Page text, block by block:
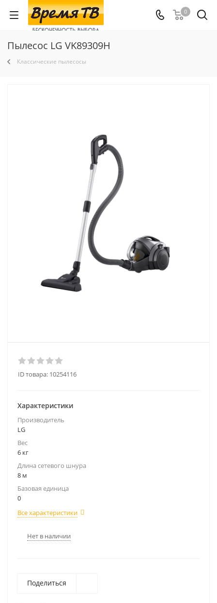
0
Пылесос LG VK89309H
Классические пылесосы
ID товара: 10254116
Характеристики
Производитель
LG
Вес
6 кг
Длина сетевого шнура
8 м
Базовая единица
0
Все характеристики
Нет в наличии
Поделиться